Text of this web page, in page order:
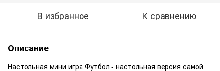
В избранное К сравнению
Описание
Настольная мини игра Футбол - настольная версия самой